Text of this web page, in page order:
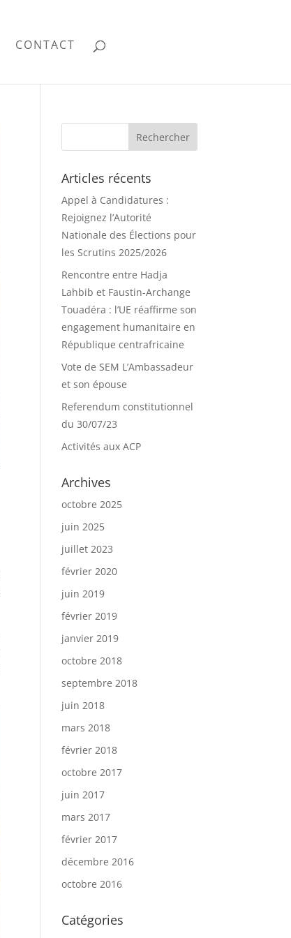
CONTACT
Articles récents
Appel à Candidatures :
Rejoignez l’Autorité
Nationale des Élections pour
les Scrutins 2025/2026
Rencontre entre Hadja
Lahbib et Faustin-Archange
Touadéra : l’UE réaffirme son
engagement humanitaire en
République centrafricaine
Vote de SEM L’Ambassadeur
et son épouse
Referendum constitutionnel
du 30/07/23
Activités aux ACP
Archives
octobre 2025
juin 2025
juillet 2023
février 2020
juin 2019
février 2019
janvier 2019
octobre 2018
septembre 2018
juin 2018
mars 2018
février 2018
octobre 2017
juin 2017
mars 2017
février 2017
décembre 2016
octobre 2016
Catégories